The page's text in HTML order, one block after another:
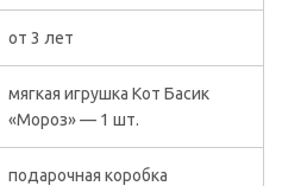
от 3 лет
мягкая игрушка Кот Басик
«Мороз» — 1 шт.
подарочная коробка